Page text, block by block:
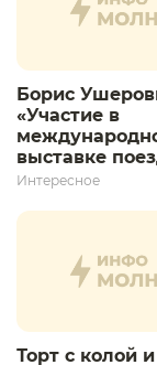
Борис
«Участие в
выставке
дает толчок
развития»
Интересное
Торт с колой и